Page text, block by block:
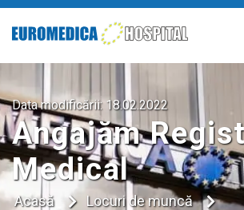
Data modificării: 18.02.2022
Angajăm
Medical
Acasă
Locuri de muncă